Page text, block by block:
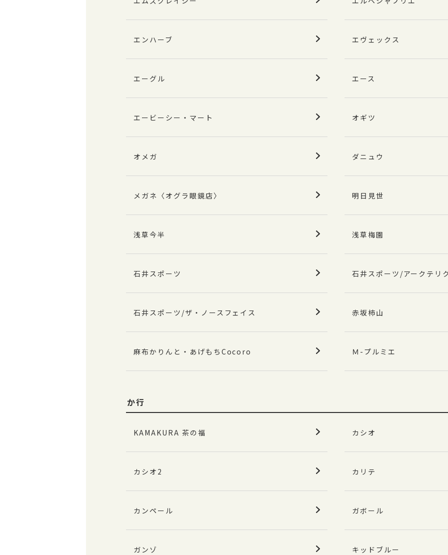
エンハーブ エヴェックス
エーグル エース
エービーシー・マート オギツ
オメガ ダニュウ
メガネ〈オグラ眼鏡店〉 明日見世
浅草今半 浅草梅園
石井スポーツ 石井スポーツ/アークテリ
石井スポーツ/ザ・ノースフェイス 赤坂柿山
麻布かりんと・あげもちCocoro Ｍ-プルミエ
か行
KAMAKURA 茶の福 カシオ
カシオ2 カリテ
カンペール ガボール
ガンゾ キッドブルー